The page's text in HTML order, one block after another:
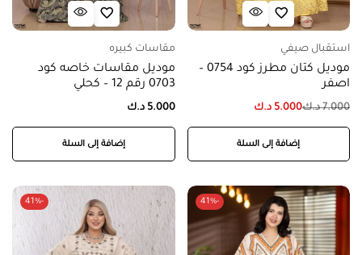
استقبال صيفي
موديل كتان مطرز كود 0754 –
اصفر
7.000 د.ك5.000 د.ك
إضافة إلى السلة
مقاسات كبيره
موديل مقاسات خاصه كود
0703 رقم 12 – كحلي
5.000 د.ك
إضافة إلى السلة
-41%
-41%